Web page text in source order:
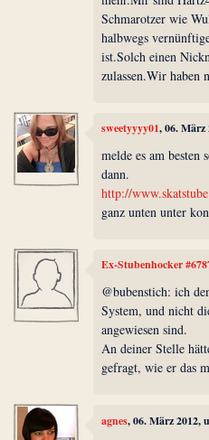
Schmarotzer wie
halbwegs
ist.Solch einen
zulassen.Wir haben
sweetyyyy01, 06. März
melde es am besten
dann.
http://
ganz unten unter
Ex-Stubenhocker
@bubenstich: ich
System, und nicht
angewiesen sind.
An deiner Stelle
gefragt, wie er das
agnes, 06. März 2012,